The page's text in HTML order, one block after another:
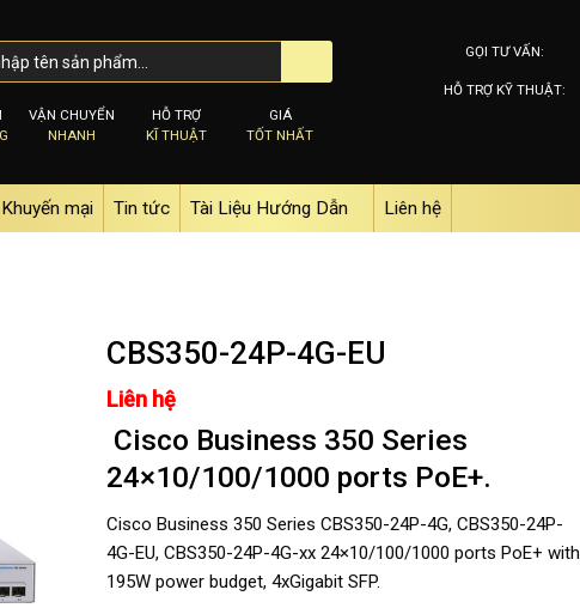
VẬN CHUYỂN
NHANH
HỖ TRỢ
KĨ THUẬT
GIÁ
TỐT NHẤT
GỌI TƯ VẤN:
HỖ TRỢ KỸ THUẬT:
Khuyến mại Tin tức Tài Liệu Hướng Dẫn Liên hệ
CBS350-24P-4G-EU
Liên hệ
Cisco Business 350 Series
24×10/100/1000 ports PoE+.
Cisco Business 350 Series CBS350-24P-4G, CBS350-24P-
4G-EU, CBS350-24P-4G-xx 24×10/100/1000 ports PoE+ with
195W power budget, 4xGigabit SFP.